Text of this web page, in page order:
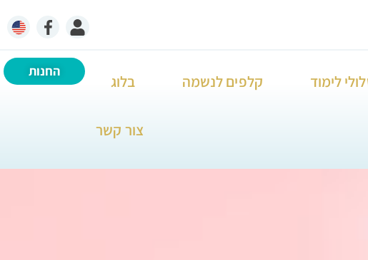
לימוד קלפים לנשמה בלוג
צור קשר
החנות